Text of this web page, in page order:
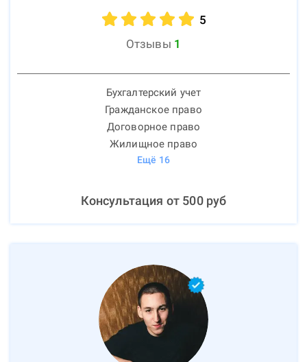
5
Отзывы 1
Бухгалтерский учет
Гражданское право
Договорное право
Жилищное право
Ещё 16
Консультация от 500руб